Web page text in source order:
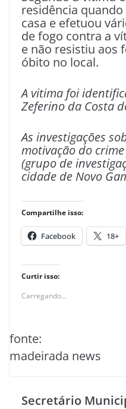
residência
casa e efetuou
de fogo contra a
e não resistiu aos
óbito no local.
A vitima foi
Zeferino da Costa
As investigações
motivação do
(grupo de
cidade de Novo
Compartilhe isso:
Facebook 18+
Curtir isso:
Carregando...
fonte:
madeirada news
Secretário